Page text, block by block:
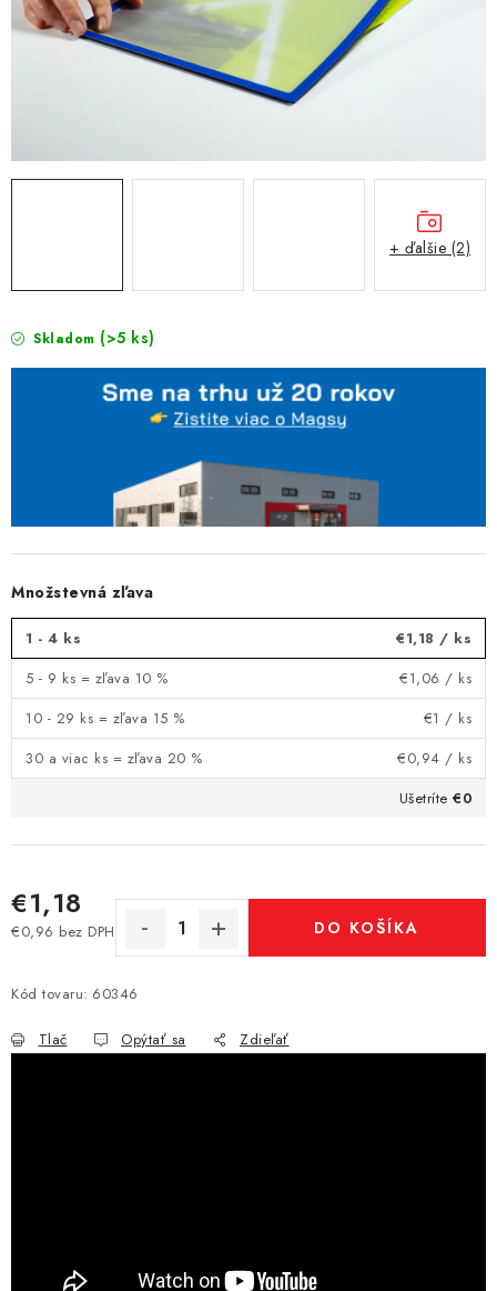
Skladom (>5 ks)
Množstevná zľava
1 - 4 ks €1,18 / ks
5 - 9 ks = zľava 10 %
€1,06 / ks
10 - 29 ks = zľava 15 %
€1 / ks
30 a viac ks = zľava 20 %
€0,94 / ks
Ušetríte €0
€1,18
€0,96 bez DPH
Jednotková cena:
DO KOŠÍKA
Kód tovaru: 60346
Tlač Opýtať sa Zdieľať
+ ďalšie (2)